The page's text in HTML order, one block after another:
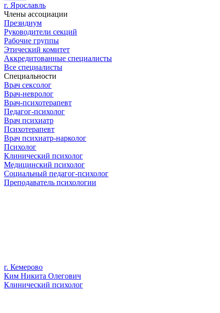
г. Ярославль
Члены ассоциации
Президиум
Руководители секций
Рабочие группы
Этический комитет
Аккредитованные специалисты
Все специалисты
Специальности
Врач сексолог
Врач-невролог
Врач-психотерапевт
Педагог-психолог
Врач психиатр
Психотерапевт
Врач психиатр-нарколог
Психолог
Клинический психолог
Медицинский психолог
Социальный педагог-психолог
Преподаватель психологии
г. Кемерово
Ким Никита Олегович
Клинический психолог